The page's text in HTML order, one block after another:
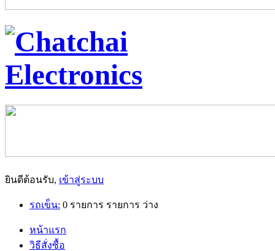
ยินดีต้อนรับ, เข้าสู่ระบบ
รถเข็น: 0 รายการ รายการ ว่าง
หน้าแรก
วิธีสั่งซื้อ